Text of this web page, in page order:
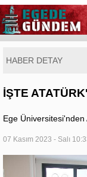
HABER DETAY
İŞTE
Ege
07 Kasım 2023 - Salı